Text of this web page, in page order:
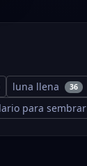
luna llena 36
para sembrar